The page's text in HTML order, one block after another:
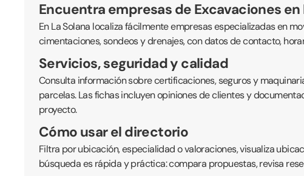
Encuentra empresas de Excavaciones en
En La Solana localiza fácilmente empresas especializadas en
cimentaciones, sondeos y drenajes, con datos de contacto,
Servicios, seguridad y calidad
Consulta información sobre certificaciones, seguros y
parcelas. Las fichas incluyen opiniones de clientes y
proyecto.
Cómo usar el directorio
Filtra por ubicación, especialidad o valoraciones, visualiza
búsqueda es rápida y práctica: compara propuestas, revisa